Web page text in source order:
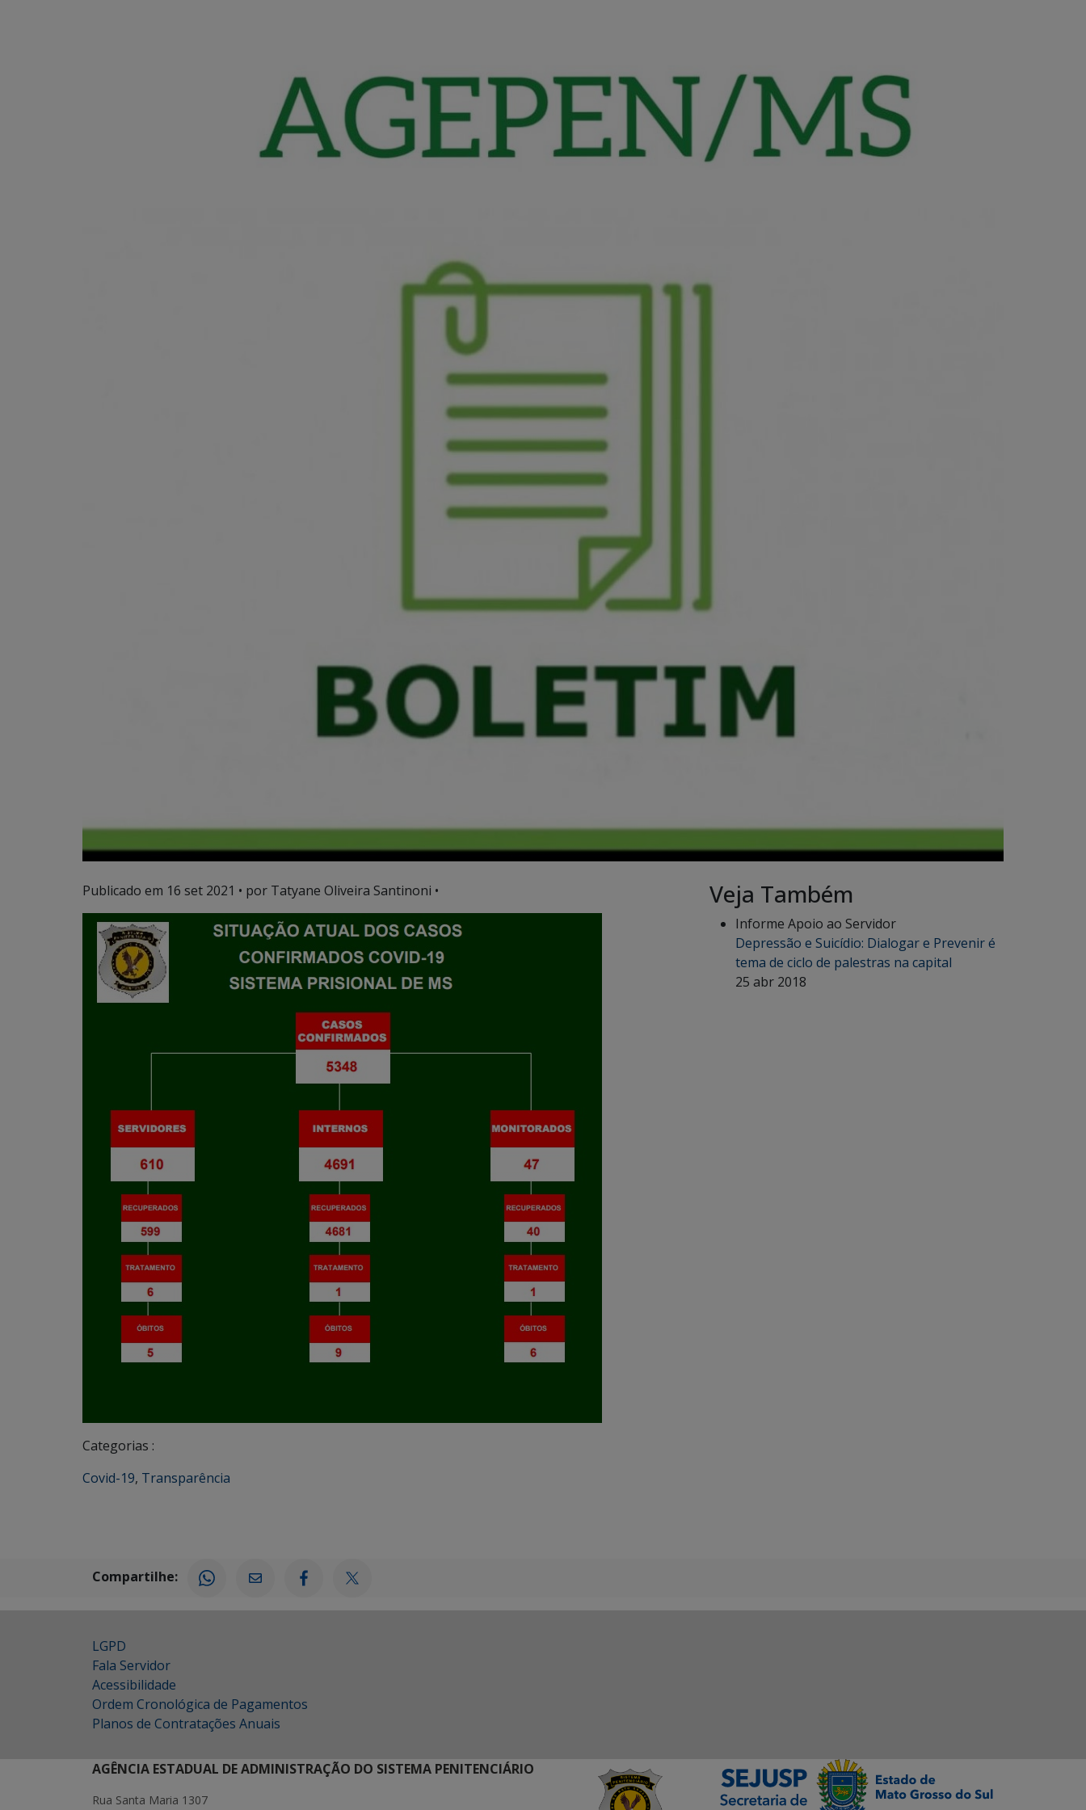
Publicado em 16 set 2021 • por Tatyane Oliveira Santinoni •
Categorias :
Covid-19, Transparência
Veja Também
Informe Apoio ao Servidor
Depressão e Suicídio: Dialogar e Prevenir é
tema de ciclo de palestras na capital
25 abr 2018
Compartilhe:
LGPD
Fala Servidor
Acessibilidade
Ordem Cronológica de Pagamentos
Planos de Contratações Anuais
AGÊNCIA ESTADUAL DE ADMINISTRAÇÃO DO SISTEMA PENITENCIÁRIO
Rua Santa Maria 1307